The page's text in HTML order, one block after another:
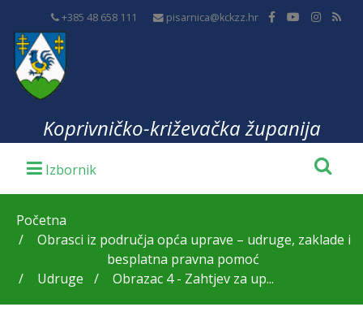
+385 48 658 111 pisarnica@kckzz.hr
Koprivničko-križevačka županija
Početna
Obrasci iz područja opća uprave – udruge, zaklade i
besplatna pravna pomoć
Udruge
Obrazac 4 - Zahtjev za up...